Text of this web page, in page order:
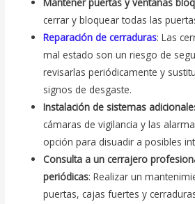
cerrar y bloquear todas las
Reparación de cerraduras: Las
mal estado son un riesgo de
revisarlas periódicamente y
signos de desgaste.
Instalación de sistemas
cámaras de vigilancia y las
opción para disuadir a posibles
Consulta a un cerrajero
periódicas: Realizar un
puertas, cajas fuertes y